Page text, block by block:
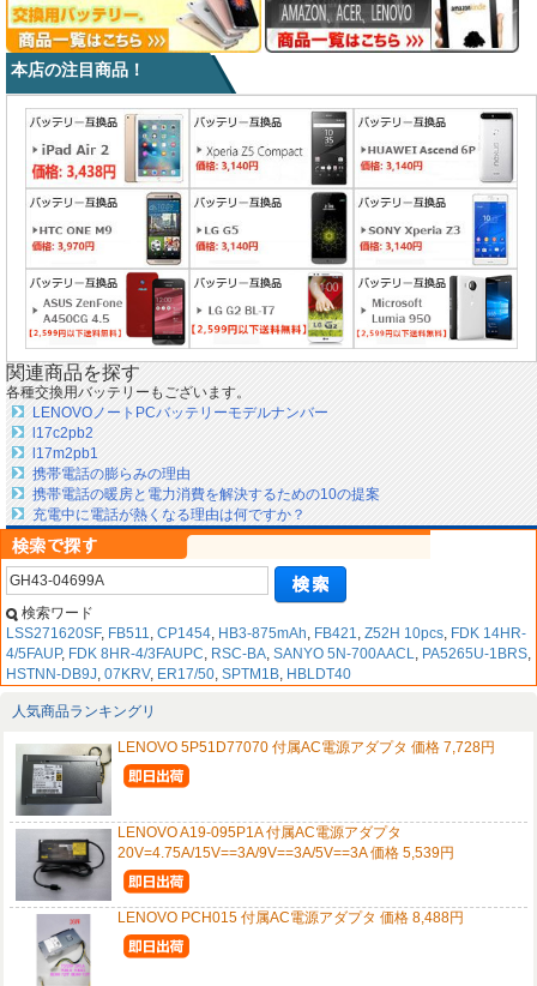
本店の注目商品！
関連商品を探す
各種交換用バッテリーもございます。
LENOVOノートPCバッテリーモデルナンバー
l17c2pb2
l17m2pb1
携帯電話の膨らみの理由
携帯電話の暖房と電力消費を解決するための10の提案
充電中に電話が熱くなる理由は何ですか？
検索ワード
LSS271620SF, FB511, CP1454, HB3-875mAh, FB421, Z52H 10pcs, FDK 14HR-
4/5FAUP, FDK 8HR-4/3FAUPC, RSC-BA, SANYO 5N-700AACL, PA5265U-1BRS,
HSTNN-DB9J, 07KRV, ER17/50, SPTM1B, HBLDT40
人気商品ランキングリ
LENOVO 5P51D77070 付属AC電源アダプタ 価格 7,728円
LENOVO A19-095P1A 付属AC電源アダプタ
20V=4.75A/15V==3A/9V==3A/5V==3A 価格 5,539円
LENOVO PCH015 付属AC電源アダプタ 価格 8,488円